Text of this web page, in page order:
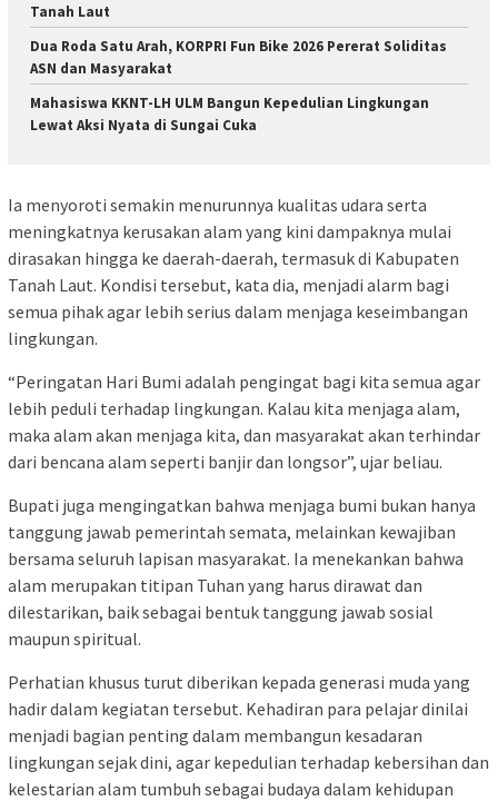
Tanah Laut
Dua Roda Satu Arah, KORPRI Fun Bike 2026 Pererat Soliditas
ASN dan Masyarakat
Mahasiswa KKNT-LH ULM Bangun Kepedulian Lingkungan
Lewat Aksi Nyata di Sungai Cuka
Ia menyoroti semakin menurunnya kualitas udara serta
meningkatnya kerusakan alam yang kini dampaknya mulai
dirasakan hingga ke daerah-daerah, termasuk di Kabupaten
Tanah Laut. Kondisi tersebut, kata dia, menjadi alarm bagi
semua pihak agar lebih serius dalam menjaga keseimbangan
lingkungan.
“Peringatan Hari Bumi adalah pengingat bagi kita semua agar
lebih peduli terhadap lingkungan. Kalau kita menjaga alam,
maka alam akan menjaga kita, dan masyarakat akan terhindar
dari bencana alam seperti banjir dan longsor”, ujar beliau.
Bupati juga mengingatkan bahwa menjaga bumi bukan hanya
tanggung jawab pemerintah semata, melainkan kewajiban
bersama seluruh lapisan masyarakat. Ia menekankan bahwa
alam merupakan titipan Tuhan yang harus dirawat dan
dilestarikan, baik sebagai bentuk tanggung jawab sosial
maupun spiritual.
Perhatian khusus turut diberikan kepada generasi muda yang
hadir dalam kegiatan tersebut. Kehadiran para pelajar dinilai
menjadi bagian penting dalam membangun kesadaran
lingkungan sejak dini, agar kepedulian terhadap kebersihan dan
kelestarian alam tumbuh sebagai budaya dalam kehidupan